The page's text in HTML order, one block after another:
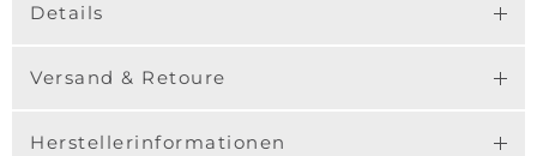
Details
Versand & Retoure
Herstellerinformationen